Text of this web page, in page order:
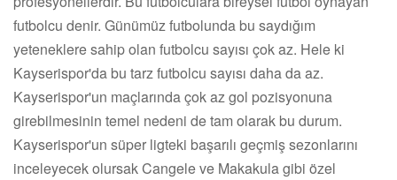
futbolcu denir. Günümüz futbolunda bu saydığım
yeteneklere sahip olan futbolcu sayısı çok az. Hele ki
Kayserispor'da bu tarz futbolcu sayısı daha da az.
Kayserispor'un maçlarında çok az gol pozisyonuna
girebilmesinin temel nedeni de tam olarak bu durum.
Kayserispor'un süper ligteki başarılı geçmiş sezonlarını
inceleyecek olursak Cangele ve Makakula gibi özel